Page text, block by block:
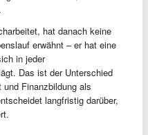
hat danach keine
erwähnt – er hat eine
in jeder
Das ist der Unterschied
Finanzbildung als
langfristig darüber,